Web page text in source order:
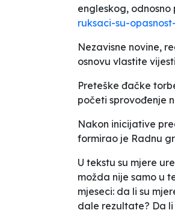
engleskog,
ruksaci-su-
Nezavisne novine,
osnovu vlastite
Preteške đačke
početi sprovođenje
Nakon inicijative
formirao je Radnu
U tekstu su mjere
možda nije samo u
mjeseci: da li su
dale rezultate? Da